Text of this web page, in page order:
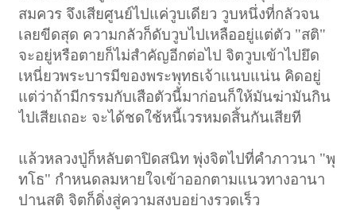
สมควร จึงเสียศูนย์ไปแค่วูบเดียว วูบหนึ่งที่กลัวจน
เลยขีดสุด ความกลัวก็ดับวูบไปเหลืออยู่แต่ตัว "สติ"
จะอยู่หรือตายก็ไม่สำคัญอีกต่อไป จิตวูบเข้าไปยึด
เหนี่ยวพระบารมีของพระพุทธเจ้าแนบแน่น คิดอยู่
แต่ว่าถ้ามีกรรมกับเสือตัวนี้มาก่อนก็ให้มันฆ่ามันกิน
ไปเสียเถอะ จะได้ชดใช้หนี้เวรหมดสิ้นกันเสียที
แล้วหลวงปู่ก็หลับตาปิดสนิท พุ่งจิตไปที่คำภาวนา "พุ
ทโธ" กำหนดลมหายใจเข้าออกตามแนวทางอานา
ปานสติ จิตก็ดิ่งสู่ความสงบอย่างรวดเร็ว